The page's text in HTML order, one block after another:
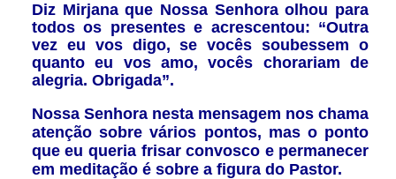
Diz Mirjana que Nossa Senhora olhou para
todos os presentes e acrescentou: “Outra
vez eu vos digo, se vocês soubessem o
quanto eu vos amo, vocês chorariam de
alegria. Obrigada”.
Nossa Senhora nesta mensagem nos chama
atenção sobre vários pontos, mas o ponto
que eu queria frisar convosco e permanecer
em meditação é sobre a figura do Pastor.